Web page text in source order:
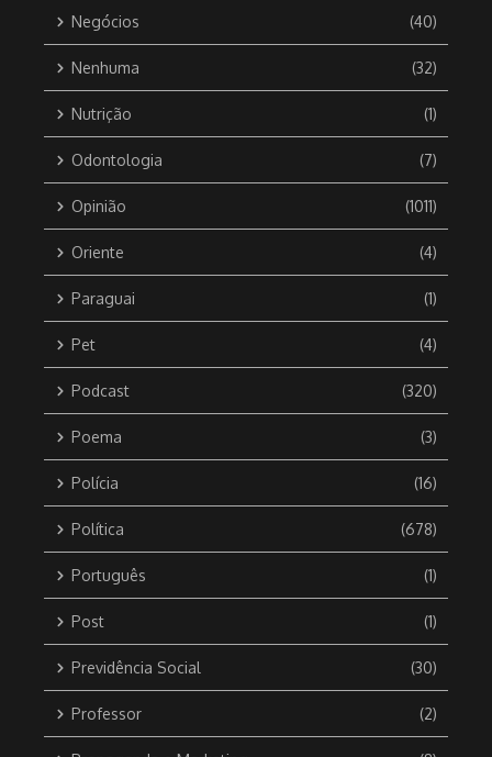
Negócios (40)
Nenhuma (32)
Nutrição (1)
Odontologia (7)
Opinião (1011)
Oriente (4)
Paraguai (1)
Pet (4)
Podcast (320)
Poema (3)
Polícia (16)
Política (678)
Português (1)
Post (1)
Previdência Social (30)
Professor (2)